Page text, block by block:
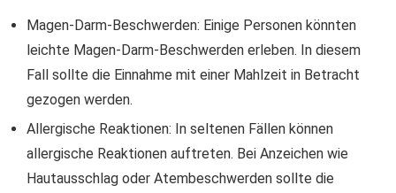
Magen-Darm-Beschwerden: Einige Personen könnten
leichte Magen-Darm-Beschwerden erleben. In diesem
Fall sollte die Einnahme mit einer Mahlzeit in Betracht
gezogen werden.
Allergische Reaktionen: In seltenen Fällen können
allergische Reaktionen auftreten. Bei Anzeichen wie
Hautausschlag oder Atembeschwerden sollte die